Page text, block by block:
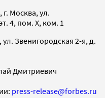
Москва, ул.
4, пом. X, ком. 1
Звенигородская 2-я, д.
Дмитриевич
press-release@forbes.ru